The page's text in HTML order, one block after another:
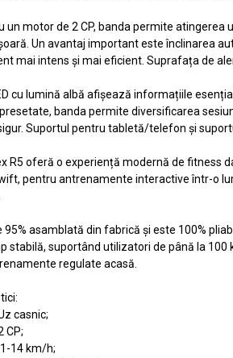
un motor de 2 CP, banda permite
Un avantaj important este înclinarea
mai intens și mai eficient. Suprafața de
cu lumină albă afișează informațiile
banda permite diversificarea
Suportul pentru tabletă/telefon și
R5 oferă o experiență modernă de fitness
pentru antrenamente interactive într-o
95% asamblată din fabrică și este 100%
stabilă, suportând utilizatori de până la
regulate acasă.
casnic;
CP;
14 km/h;